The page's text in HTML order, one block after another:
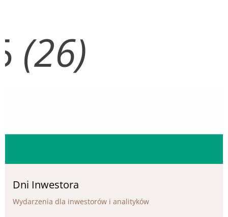
Dni Inwestora
Wydarzenia dla inwestorów i analityków